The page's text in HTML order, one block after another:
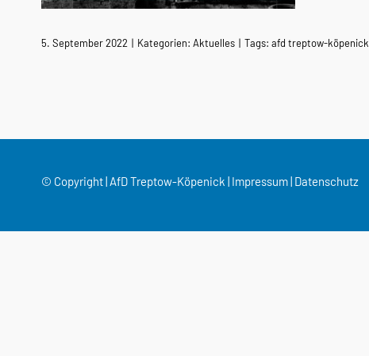
5. September 2022 | Kategorien: Aktuelles | Tags: afd treptow-köpenick
© Copyright | AfD Treptow-Köpenick | Impressum| Datenschutz